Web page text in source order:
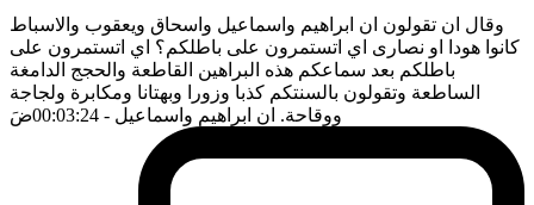
وقال ان تقولون ان ابراهيم واسماعيل واسحاق ويعقوب والاسباط
كانوا هودا او نصارى اي اتستمرون على باطلكم؟ اي اتستمرون على
باطلكم بعد سماعكم هذه البراهين القاطعة والحجج الدامغة
الساطعة وتقولون بالسنتكم كذبا وزورا وبهتانا ومكابرة ولجاجة
ووقاحة. ان ابراهيم واسماعيل - 00:03:24 ضَ